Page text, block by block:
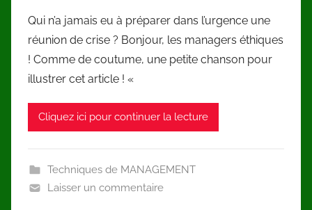
Qui n’a jamais eu à préparer dans l’urgence une
réunion de crise ? Bonjour, les managers éthiques
! Comme de coutume, une petite chanson pour
illustrer cet article ! «
Cliquez ici pour continuer la lecture
Techniques de MANAGEMENT
Laisser un commentaire